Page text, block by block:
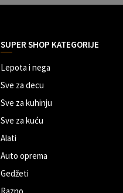
SUPER SHOP KATEGORIJE
Lepota i nega
Sve za decu
Sve za kuhinju
Sve za kuću
Alati
Auto oprema
Gedžeti